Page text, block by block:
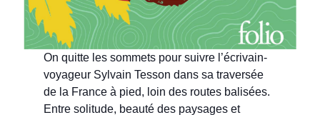
On quitte les sommets pour suivre l’écrivain-
voyageur Sylvain Tesson dans sa traversée
de la France à pied, loin des routes balisées.
Entre solitude, beauté des paysages et